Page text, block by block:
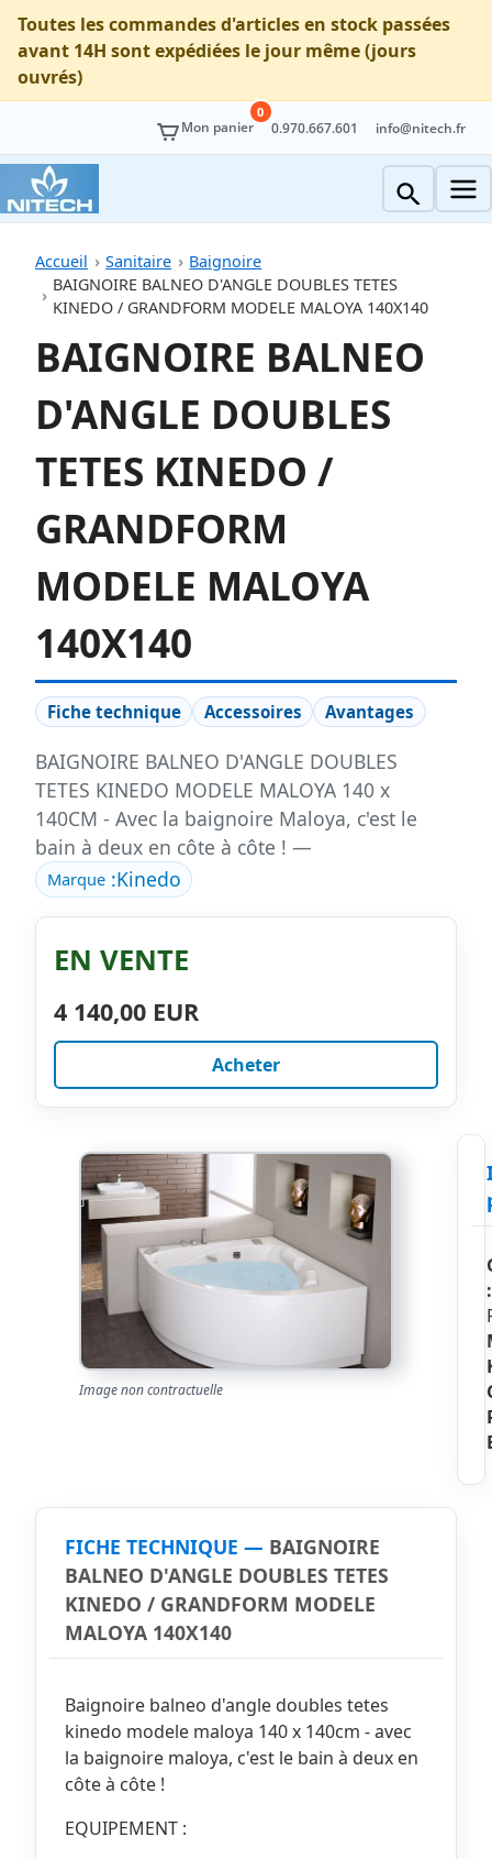
Toutes les commandes d'articles en stock passées
avant 14H sont expédiées le jour même (jours
ouvrés)
Mon panier
0
0.970.667.601 info@nitech.fr
Accueil Sanitaire
Baignoire
BAIGNOIRE BALNEO D'ANGLE DOUBLES TETES
KINEDO / GRANDFORM MODELE MALOYA 140X140
BAIGNOIRE BALNEO
D'ANGLE DOUBLES
TETES KINEDO /
GRANDFORM
MODELE MALOYA
140X140
Fiche technique Accessoires Avantages
BAIGNOIRE BALNEO D'ANGLE DOUBLES
TETES KINEDO MODELE MALOYA 140 x
140CM - Avec la baignoire Maloya, c'est le
bain à deux en côte à côte ! —
Marque:Kinedo
EN VENTE
4 140,00 EUR
Acheter
Image non contractuelle
:
FICHE TECHNIQUE — BAIGNOIRE
BALNEO D'ANGLE DOUBLES TETES
KINEDO / GRANDFORM MODELE
MALOYA 140X140
Baignoire balneo d'angle doubles tetes
kinedo modele maloya 140 x 140cm - avec
la baignoire maloya, c'est le bain à deux en
côte à côte !
EQUIPEMENT :